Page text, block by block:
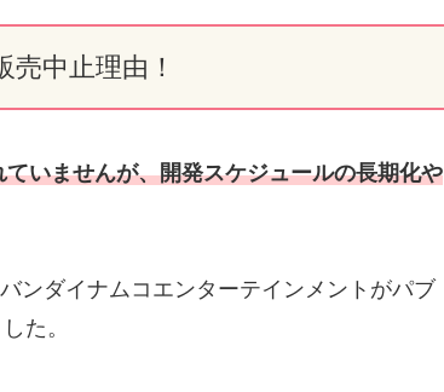
売中止理由！
いませんが、開発スケジュールの長期化や
ンダイナムコエンターテインメントがパブ
た。